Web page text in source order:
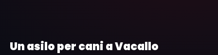
Un asilo per cani a Vacallo